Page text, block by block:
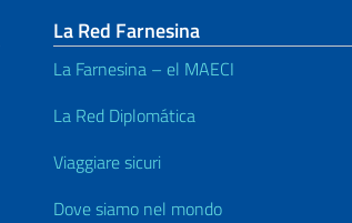
La Red Farnesina
La Farnesina – el MAECI
La Red Diplomática
Viaggiare sicuri
Dove siamo nel mondo